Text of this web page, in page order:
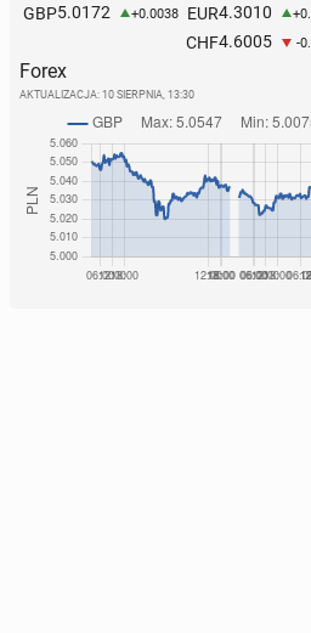
GBP5.0172 +0.0038 EUR4.3010
CHF4.6005 -
Forex
AKTUALIZACJA: 10 SIERPNIA, 13:30